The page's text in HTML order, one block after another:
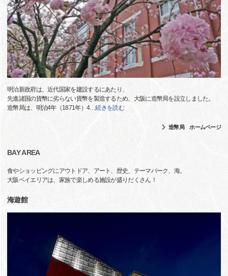
明治新政府は、近代国家を建設するにあたり、
先進諸国の貨幣に劣らない貨幣を製造するため、大阪に造幣局を設立しました。
造幣局は、明治4年（1871年）4…続きを読む
造幣局 ホームページ
BAY AREA
食やショッピングにアウトドア、アート、歴史、テーマパーク、海。
大阪ベイエリアは、家族で楽しめる施設が盛りだくさん！
海遊館